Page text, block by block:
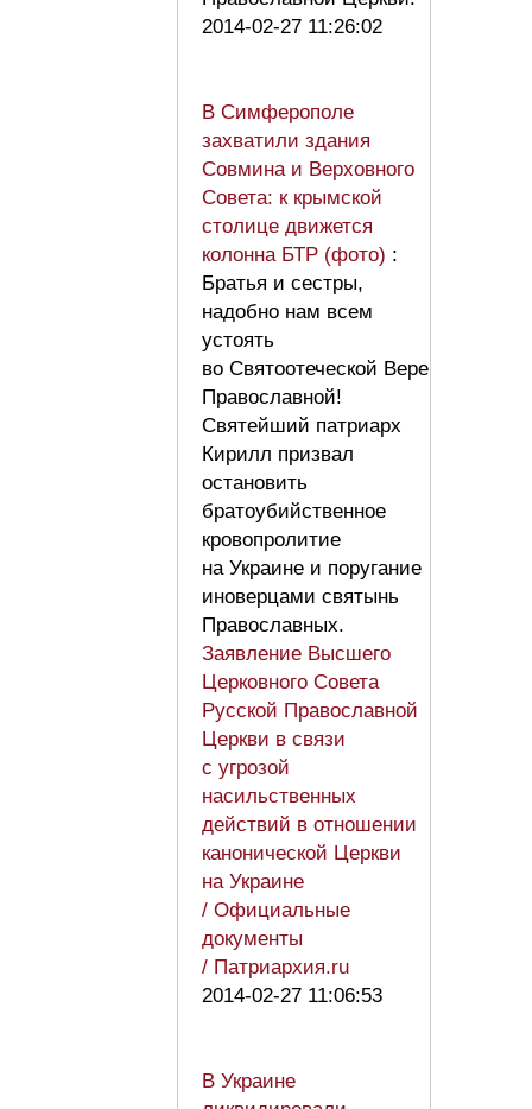
2014-02-27 11:26:02
В Симферополе
захватили здания
Совмина и Верховного
Совета: к крымской
столице движется
колонна БТР (фото) :
Братья и сестры,
надобно нам всем
устоять
во Святоотеческой Вере
Православной!
Святейший патриарх
Кирилл призвал
остановить
братоубийственное
кровопролитие
на Украине и поругание
иноверцами святынь
Православных.
Заявление Высшего
Церковного Совета
Русской Православной
Церкви в связи
с угрозой
насильственных
действий в отношении
канонической Церкви
на Украине
/ Официальные
документы
/ Патриархия.ru
2014-02-27 11:06:53
В Украине